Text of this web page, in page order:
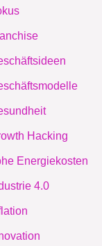
Hacking
Energiekosten
4.0